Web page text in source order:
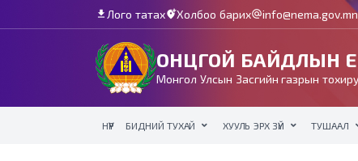
download Лого татахadd_location_altХолбоо барихalternate_emailinfo@nema.gov.mn
ОНЦГОЙ БАЙДЛЫН
Монгол Улсын Засгийн газрын
НҮҮР БИДНИЙ ТУХАЙ ХУУЛЬ ЭРХ ЗҮЙ ТУШААЛ